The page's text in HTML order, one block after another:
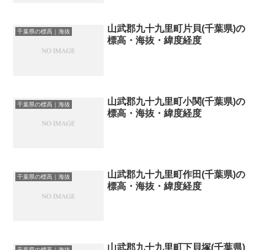
千葉県の標高｜海抜
山武郡九十九里町片貝(千葉県)の
標高・海抜・緯度経度
千葉県の標高｜海抜
山武郡九十九里町小関(千葉県)の
標高・海抜・緯度経度
千葉県の標高｜海抜
山武郡九十九里町作田(千葉県)の
標高・海抜・緯度経度
山武郡九十九里町下貝塚(千葉県)